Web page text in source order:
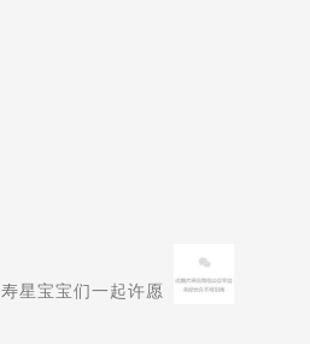
寿星宝宝们一起许愿